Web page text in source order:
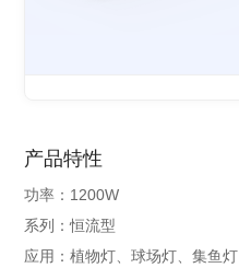
产品特性
功率：1200W
系列：恒流型
应用：植物灯、球场灯、集鱼灯